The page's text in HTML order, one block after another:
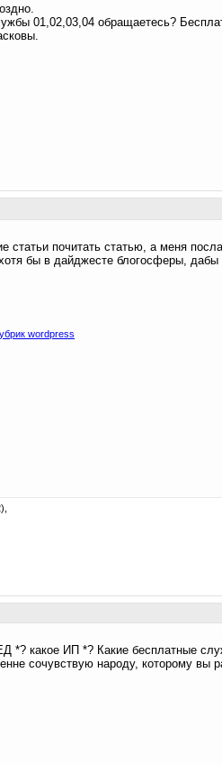
01,02,03,04 обращаетесь?
почитать статью, а меня
бы в дайджесте блогосферы,
wordpress
*? какое ИП *? Какие бесплатные
сочувствую народу, которому вы